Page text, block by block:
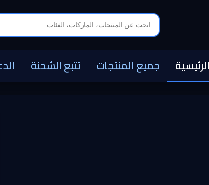
الرئيسية جميع المنتجات تتبع الشحنة